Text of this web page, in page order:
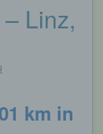
Linz,
km in